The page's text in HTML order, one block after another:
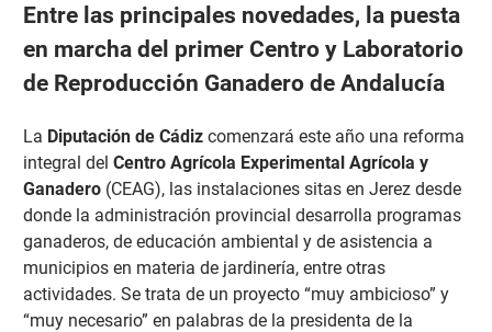
Entre las principales novedades, la puesta
en marcha del primer Centro y Laboratorio
de Reproducción Ganadero de Andalucía
La Diputación de Cádizcomenzará este año una reforma
integral del Centro Agrícola Experimental Agrícola y
Ganadero(CEAG), las instalaciones sitas en Jerez desde
donde la administración provincial desarrolla programas
ganaderos, de educación ambiental y de asistencia a
municipios en materia de jardinería, entre otras
actividades. Se trata de un proyecto “muy ambicioso” y
“muy necesario” en palabras de la presidenta de la